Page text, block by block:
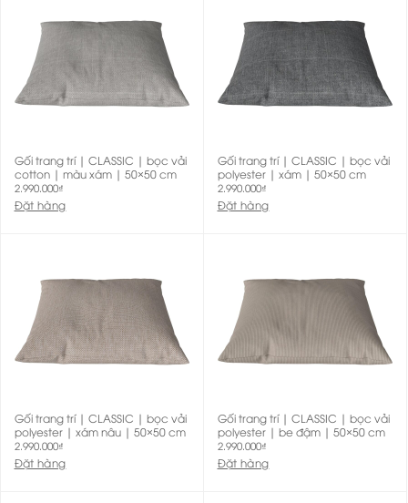
Gối trang trí | CLASSIC | bọc vải
cotton | màu xám | 50×50 cm
2.990.000₫
Đặt hàng
Gối trang trí | CLASSIC | bọc vải
polyester | xám | 50×50 cm
2.990.000₫
Đặt hàng
Gối trang trí | CLASSIC | bọc vải
polyester | xám nâu | 50×50 cm
2.990.000₫
Đặt hàng
Gối trang trí | CLASSIC | bọc vải
polyester | be đậm | 50×50 cm
2.990.000₫
Đặt hàng